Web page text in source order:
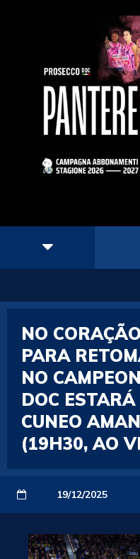
NO
PARA
NO
DOC
CUNEO
(19H30, AO
19/12/2025